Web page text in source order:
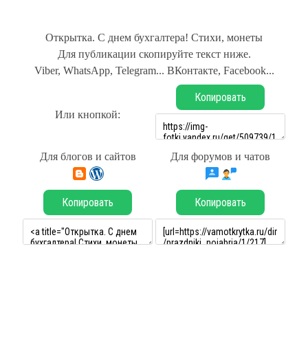
Открытка. С днем бухгалтера! Стихи, монеты
Для публикации скопируйте текст ниже.
Viber, WhatsApp, Telegram... ВКонтакте, Facebook...
Или кнопкой:
Копировать
Для блогов и сайтов Для форумов и чатов
Копировать Копировать